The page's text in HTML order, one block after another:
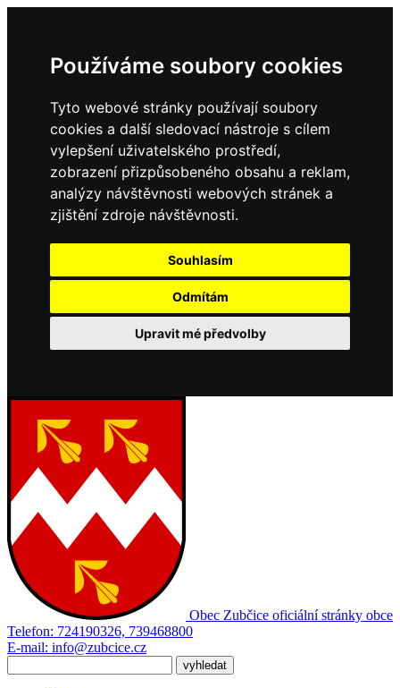
Používáme soubory cookies
Tyto webové stránky používají soubory
cookies a další sledovací nástroje s cílem
vylepšení uživatelského prostředí,
zobrazení přizpůsobeného obsahu a reklam,
analýzy návštěvnosti webových stránek a
zjištění zdroje návštěvnosti.
Souhlasím
Odmítám
Upravit mé předvolby
Obec Zubčice oficiální stránky obce
Telefon: 724190326, 739468800
E-mail: info@zubcice.cz